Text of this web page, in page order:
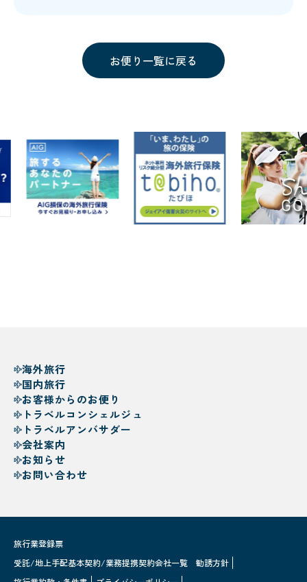
お便り一覧に戻る
海外旅行
国内旅行
お客様からのお便り
トラベルコンシェルジュ
トラベルアンバサダー
会社案内
お知らせ
お問い合わせ
旅行業登録票
受託/地上手配基本契約/業務提携契約会社一覧
勧誘方針